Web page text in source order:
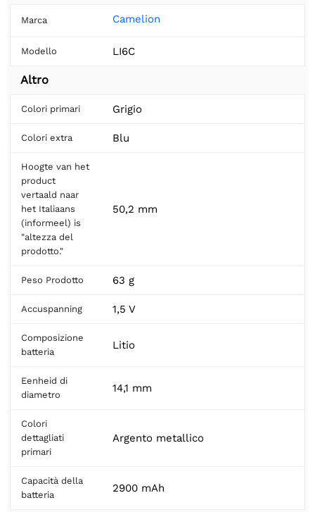
Marca Camelion
Modello LI6C
Altro
Colori primari Grigio
Colori extra Blu
Hoogte van het
product
vertaald naar
het Italiaans
(informeel) is
"altezza del
prodotto."
50,2 mm
Peso Prodotto 63 g
Accuspanning 1,5 V
Composizione
batteria
Litio
Eenheid di
diametro
14,1 mm
Colori
dettagliati
primari
Argento metallico
Capacità della
batteria
2900 mAh